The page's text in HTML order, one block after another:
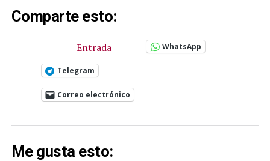
Comparte esto:
Entrada WhatsApp
Telegram
Correo electrónico
Me gusta esto: